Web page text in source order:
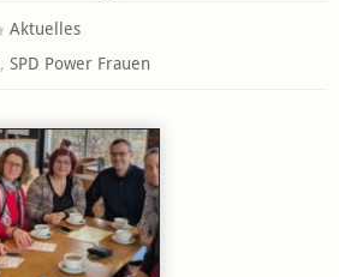
Aktuelles
,SPD Power Frauen